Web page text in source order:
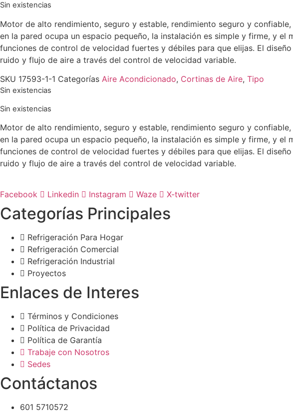
Sin existencias
Motor de alto rendimiento, seguro y estable, rendimiento seguro y
en la pared ocupa un espacio pequeño, la instalación es simple y firme, y
funciones de control de velocidad fuertes y débiles para que elijas. El
ruido y flujo de aire a través del control de velocidad variable.
SKU 17593-1-1 Categorías Aire Acondicionado, Cortinas de Aire, Tipo
Sin existencias
Sin existencias
Motor de alto rendimiento, seguro y estable, rendimiento seguro y
en la pared ocupa un espacio pequeño, la instalación es simple y firme, y
funciones de control de velocidad fuertes y débiles para que elijas. El
ruido y flujo de aire a través del control de velocidad variable.
Facebook Linkedin Instagram Waze X-twitter
Categorías Principales
Refrigeración Para Hogar
Refrigeración Comercial
Refrigeración Industrial
Proyectos
Enlaces de Interes
Términos y Condiciones
Política de Privacidad
Política de Garantía
Trabaje con Nosotros
Sedes
Contáctanos
601 5710572